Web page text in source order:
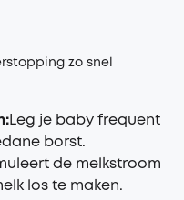
zo snel
: Leg je baby frequent
borst.
de melkstroom
los te maken.